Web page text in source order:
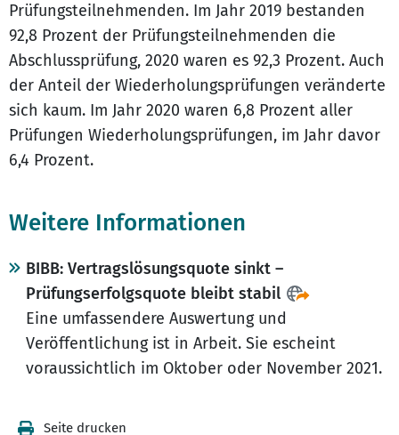
Prüfungsteilnehmenden. Im Jahr 2019 bestanden
92,8 Prozent der Prüfungsteilnehmenden die
Abschlussprüfung, 2020 waren es 92,3 Prozent. Auch
der Anteil der Wiederholungs­prüfungen veränderte
sich kaum. Im Jahr 2020 waren 6,8 Prozent aller
Prüfungen Wiederholungsprüfungen, im Jahr davor
6,4 Prozent.
Weitere Informationen
BIBB: Vertragslösungsquote sinkt –
Prüfungserfolgsquote bleibt stabil
Eine umfassendere Auswertung und
Veröffentlichung ist in Arbeit. Sie escheint
voraussichtlich im Oktober oder November 2021.
Seite drucken